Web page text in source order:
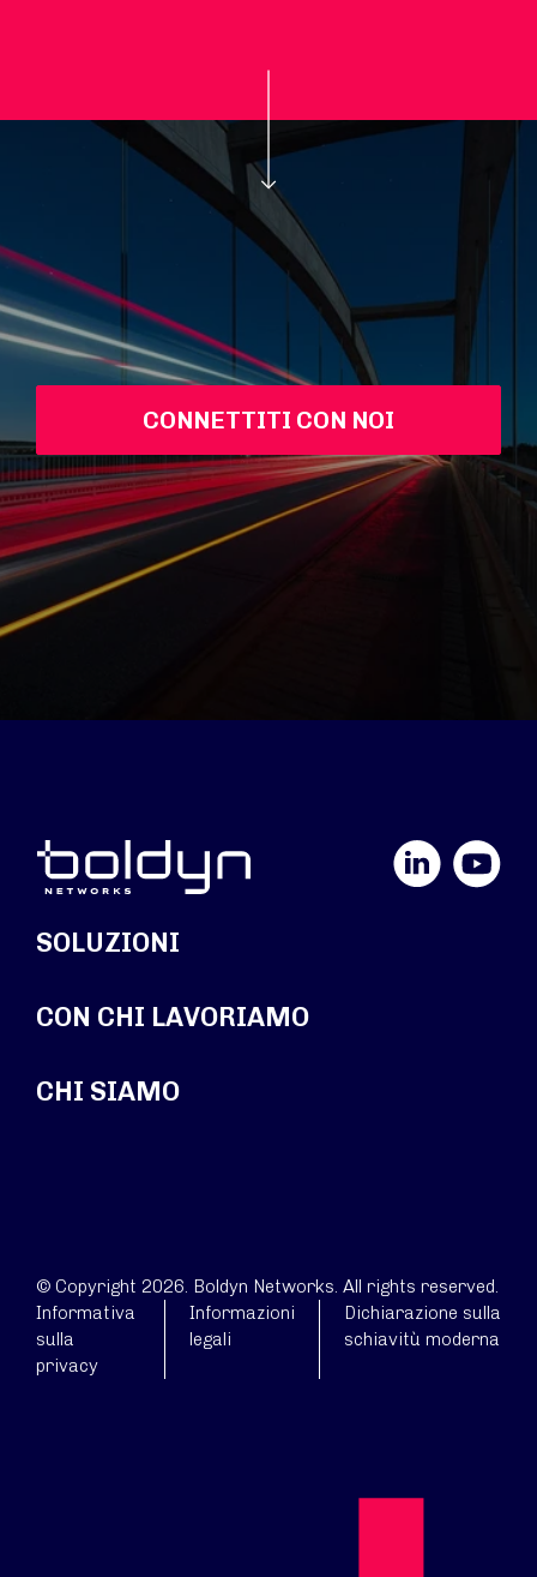
CONNETTITI CON NOI
YouTube
SOLUZIONI
CON CHI LAVORIAMO
CHI SIAMO
© Copyright 2026. Boldyn Networks. All rights reserved.
Informativa
sulla
privacy
Informazioni
legali
Dichiarazione sulla
schiavitù moderna